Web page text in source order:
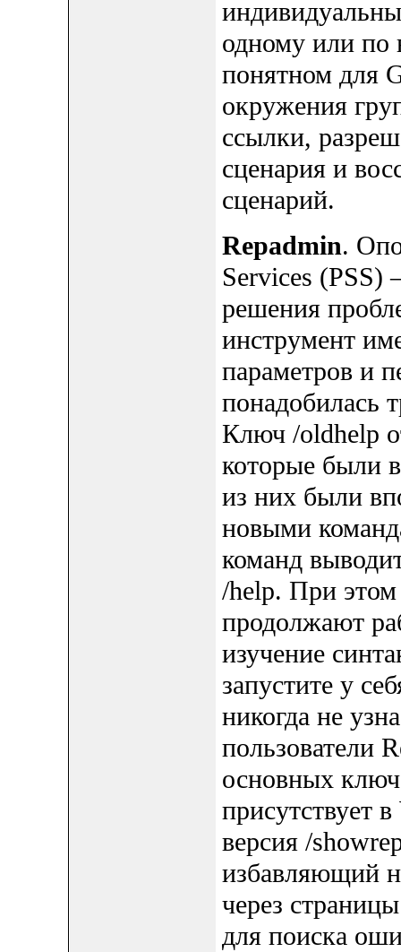
одному или по
понятном для
окружения
ссылки,
сценария и
сценарий.
Repadmin.
Services (PSS)
решения
инструмент
параметров и
понадобилась
Ключ /oldhelp
которые были
из них были
новыми
команд
/help. При
продолжают
изучение
запустите у
никогда не
пользователи
основных
присутствует
версия /
избавляющий
через
для поиска